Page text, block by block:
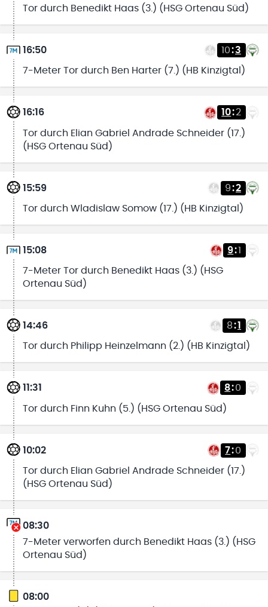
Tor durch Benedikt Haas (3.) (HSG Ortenau Süd)
16:50 10:3
7-Meter Tor durch Ben Harter (7.) (HB Kinzigtal)
16:16 10:2
Tor durch Elian Gabriel Andrade Schneider (17.)
(HSG Ortenau Süd)
15:59 9:2
Tor durch Wladislaw Somow (17.) (HB Kinzigtal)
15:08 9:1
7-Meter Tor durch Benedikt Haas (3.) (HSG
Ortenau Süd)
14:46 8:1
Tor durch Philipp Heinzelmann (2.) (HB Kinzigtal)
11:31 8:0
Tor durch Finn Kuhn (5.) (HSG Ortenau Süd)
10:02 7:0
Tor durch Elian Gabriel Andrade Schneider (17.)
(HSG Ortenau Süd)
08:30
7-Meter verworfen durch Benedikt Haas (3.) (HSG
Ortenau Süd)
08:00